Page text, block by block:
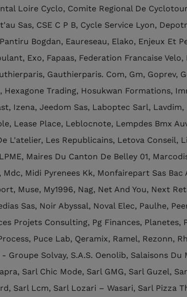
Loire Cyclo, Comite Regional De
Sas, CSE C P B, Cycle Service Lyon,
Bogdan, Eaureseau, Elako, Enjeux Et
Exo, Fapaas, Federation Francaise Velo,
Gauthierparis. Com, Gm, Goprev,
Hexagone Trading, Hosukwan Formations,
Izena, Jeedom Sas, Laboptec Sarl, Lavdim,
Lease Place, Leblocnote, Lempdes Bmx
L'atelier, Les Republicains, Letova Conseil,
Maires Du Canton De Belley 01,
Mdc, Midi Pyrenees Kk, Monfairepart Sas Bac
Muse, My1996, Nag, Net And You, Next
Sas, Noir Abyssal, Noval Elec, Paulhe,
Projets Consulting, Pg Finances, Planetes,
Puce Lab, Qeramix, Ramel, Rezonn,
Groupe Solvay, S.A.S. Oenolib, Salaisons Du
Sarl Chic Mode, Sarl GMG, Sarl Guzel,
Sarl Lcm, Sarl Lozari – Wasari, Sarl Pizza